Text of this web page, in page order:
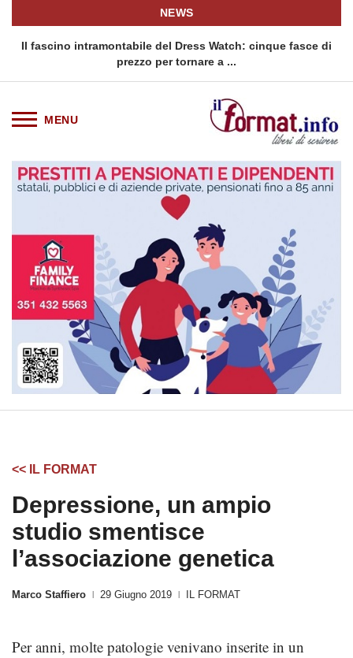
NEWS
Il fascino intramontabile del Dress Watch: cinque fasce di
prezzo per tornare a ...
<< IL FORMAT
Depressione, un ampio
studio smentisce
l’associazione genetica
Marco Staffiero 29 Giugno 2019 IL FORMAT
Per anni, molte patologie venivano inserite in un